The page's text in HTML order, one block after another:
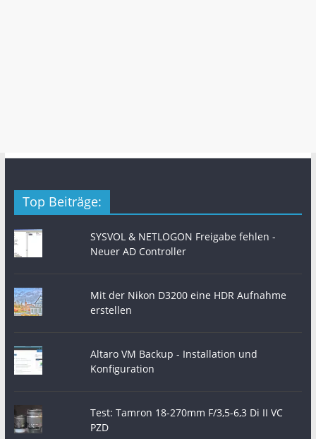
Top Beiträge:
SYSVOL & NETLOGON Freigabe fehlen -
Neuer AD Controller
Mit der Nikon D3200 eine HDR Aufnahme
erstellen
Altaro VM Backup - Installation und
Konfiguration
Test: Tamron 18-270mm F/3,5-6,3 Di II VC
PZD